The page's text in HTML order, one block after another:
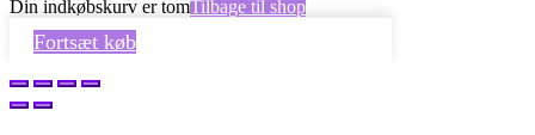
Din indkøbskurv er tomTilbage til shop
Fortsæt køb